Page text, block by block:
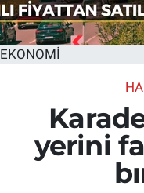
EKONOMİ
yerini